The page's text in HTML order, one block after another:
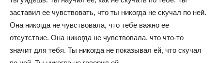
заставил ее чувствовать, что ты никогда не скучал по ней.
Она никогда не чувствовала, что тебе важно ее
отсутствие. Она никогда не чувствовала, что что-то
значит для тебя. Ты никогда не показывал ей, что скучал